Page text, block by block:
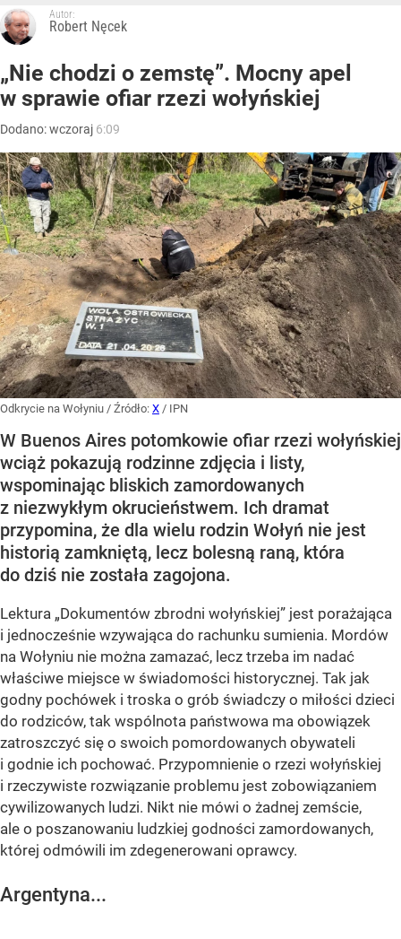
Autor:
Robert Nęcek
„Nie chodzi o zemstę”. Mocny apel
w sprawie ofiar rzezi wołyńskiej
Dodano:wczoraj 6:09
Odkrycie na Wołyniu / Źródło: X / IPN
W Buenos Aires potomkowie ofiar rzezi wołyńskiej
wciąż pokazują rodzinne zdjęcia i listy,
wspominając bliskich zamordowanych
z niezwykłym okrucieństwem. Ich dramat
przypomina, że dla wielu rodzin Wołyń nie jest
historią zamkniętą, lecz bolesną raną, która
do dziś nie została zagojona.
Lektura „Dokumentów zbrodni wołyńskiej” jest porażająca
i jednocześnie wzywająca do rachunku sumienia. Mordów
na Wołyniu nie można zamazać, lecz trzeba im nadać
właściwe miejsce w świadomości historycznej. Tak jak
godny pochówek i troska o grób świadczy o miłości dzieci
do rodziców, tak wspólnota państwowa ma obowiązek
zatroszczyć się o swoich pomordowanych obywateli
i godnie ich pochować. Przypomnienie o rzezi wołyńskiej
i rzeczywiste rozwiązanie problemu jest zobowiązaniem
cywilizowanych ludzi. Nikt nie mówi o żadnej zemście,
ale o poszanowaniu ludzkiej godności zamordowanych,
której odmówili im zdegenerowani oprawcy.
Argentyna...